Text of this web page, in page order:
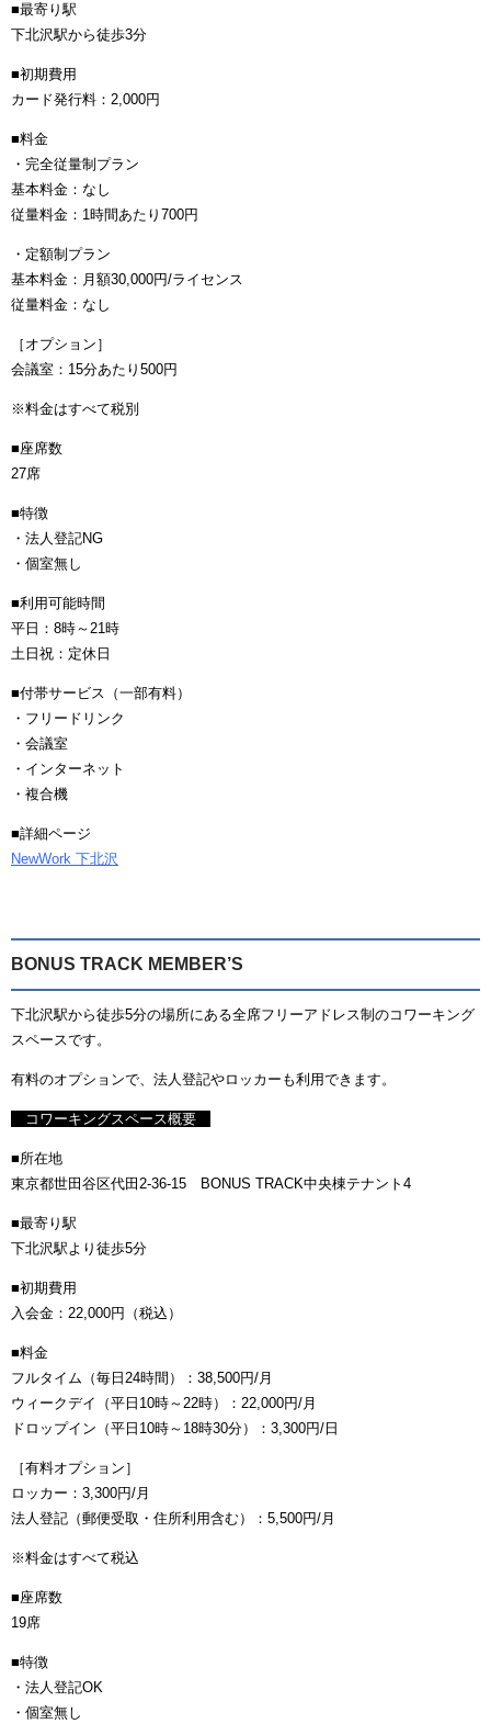
■最寄り駅
下北沢駅から徒歩3分
■初期費用
カード発行料：2,000円
■料金
・完全従量制プラン
基本料金：なし
従量料金：1時間あたり700円
・定額制プラン
基本料金：月額30,000円/ライセンス
従量料金：なし
［オプション］
会議室：15分あたり500円
※料金はすべて税別
■座席数
27席
■特徴
・法人登記NG
・個室無し
■利用可能時間
平日：8時～21時
土日祝：定休日
■付帯サービス（一部有料）
・フリードリンク
・会議室
・インターネット
・複合機
■詳細ページ
NewWork 下北沢
BONUS TRACK MEMBER’S
下北沢駅から徒歩5分の場所にある全席フリーアドレス制のコワーキング
スペースです。
有料のオプションで、法人登記やロッカーも利用できます。
コワーキングスペース概要
■所在地
東京都世田谷区代田2-36-15 BONUS TRACK中央棟テナント4
■最寄り駅
下北沢駅より徒歩5分
■初期費用
入会金：22,000円（税込）
■料金
フルタイム（毎日24時間）：38,500円/月
ウィークデイ（平日10時～22時）：22,000円/月
ドロップイン（平日10時～18時30分）：3,300円/日
［有料オプション］
ロッカー：3,300円/月
法人登記（郵便受取・住所利用含む）：5,500円/月
※料金はすべて税込
■座席数
19席
■特徴
・法人登記OK
・個室無し